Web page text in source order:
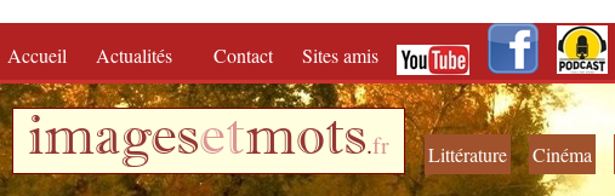
Accueil Actualités Contact Sites amis
imagesetmots.fr Littérature Cinéma